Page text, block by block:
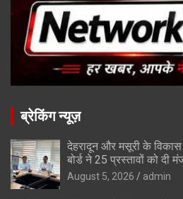
ब्रेकिंग न्यूज़
देहरादून और मसूरी के विकास
बोर्ड ने 25 प्रस्तावों को दी
August 5, 2026 admin